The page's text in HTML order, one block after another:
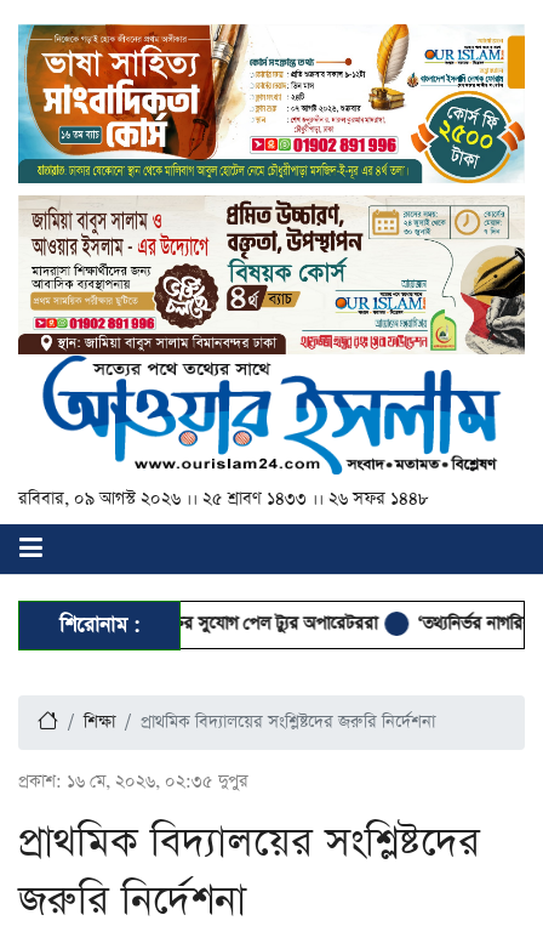
রবিবার, ০৯ আগস্ট ২০২৬ ।। ২৫ শ্রাবণ ১৪৩৩ ।। ২৬ সফর ১৪৪৮
শিরোনাম :
প্যাকেজ বিক্রির সুযোগ পেল ট্যুর অপারেটররা ‘তথ্যনির্ভর নাগরিক
শিক্ষা প্রাথমিক বিদ্যালয়ের সংশ্লিষ্টদের জরুরি নির্দেশনা
প্রকাশ: ১৬ মে, ২০২৬, ০২:৩৫ দুপুর
প্রাথমিক বিদ্যালয়ের সংশ্লিষ্টদের
জরুরি নির্দেশনা